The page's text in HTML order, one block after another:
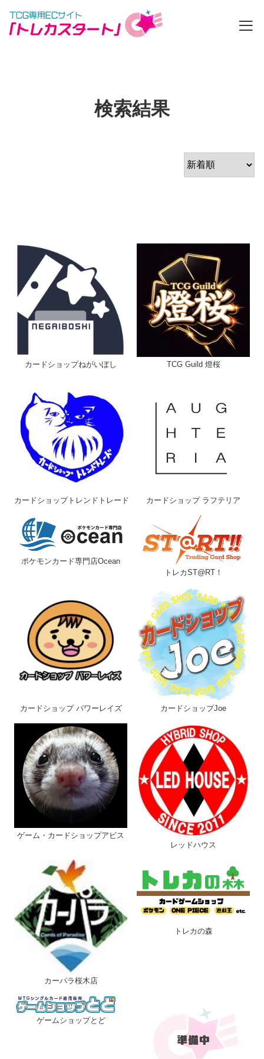
フリーワード
収録弾
カード種別
店舗
その他詳細
ログイン 新規会員登録
ヘルプ
お問い合わせ
検索結果
カードショップねがいぼし TCG Guild 燈桜
カードショップトレンドトレード カードショップ ラフテリア
ポケモンカード専門店Ocean
トレカST@RT！
カードショップ パワーレイズ カードショップJoe
ゲーム・カードショップアビス
レッドハウス
カーパラ桜木店
トレカの森
ゲームショップとど